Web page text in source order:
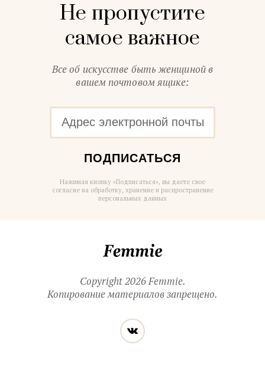
Не пропустите
самое важное
Все об искусстве быть женщиной в
вашем почтовом ящике:
ПОДПИСАТЬСЯ
Нажимая кнопку «Подписаться», вы даете свое
согласие на обработку, хранение и распространение
персональных данных
Copyright 2026 Femmie.
Копирование материалов запрещено.
Читайте
нас
в социальных